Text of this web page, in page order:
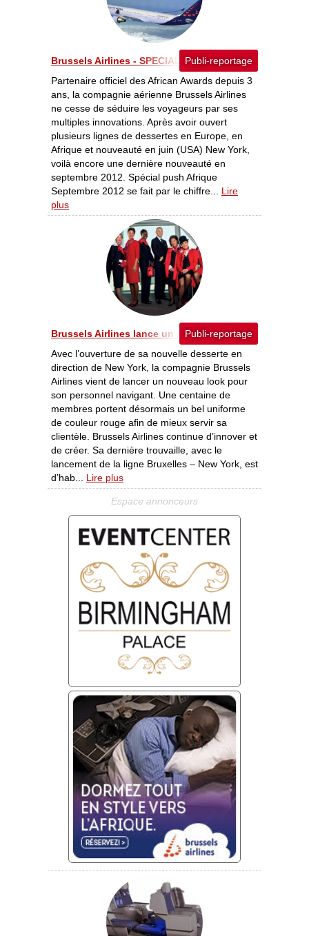
Publi-reportage
Brussels Airlines - SPECIAL PUSH AFRIQUE
Partenaire officiel des African Awards depuis 3
ans, la compagnie aérienne Brussels Airlines
ne cesse de séduire les voyageurs par ses
multiples innovations. Après avoir ouvert
plusieurs lignes de dessertes en Europe, en
Afrique et nouveauté en juin (USA) New York,
voilà encore une dernière nouveauté en
septembre 2012. Spécial push Afrique
Septembre 2012 se fait par le chiffre... Lire
plus
Publi-reportage
Brussels Airlines lance un nouveau look [06/2012]
Avec l’ouverture de sa nouvelle desserte en
direction de New York, la compagnie Brussels
Airlines vient de lancer un nouveau look pour
son personnel navigant. Une centaine de
membres portent désormais un bel uniforme
de couleur rouge afin de mieux servir sa
clientèle. Brussels Airlines continue d’innover et
de créer. Sa dernière trouvaille, avec le
lancement de la ligne Bruxelles – New York, est
d’hab... Lire plus
Espace annonceurs